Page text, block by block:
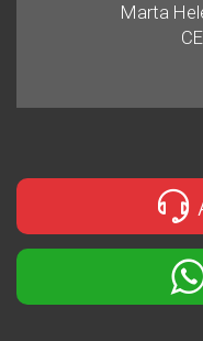
Marta